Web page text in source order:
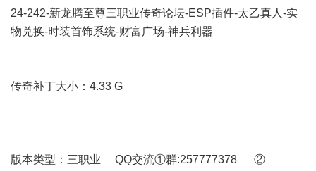
24-242-新龙腾至尊三职业传奇论坛-ESP插件-太乙真人-实
物兑换-时装首饰系统-财富广场-神兵利器
传奇补丁大小：4.33 G
版本类型：三职业 QQ交流①群:257777378 ②